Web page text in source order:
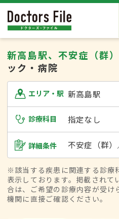
新高島駅、不安症（群
ック・病院
エリア・駅 新高島駅
診療科目 指定なし
詳細条件 不安症（群
※該当する疾患に関連する診療
表示しております。掲載されて
合は、ご希望の診療内容が受け
機関に直接ご確認ください。